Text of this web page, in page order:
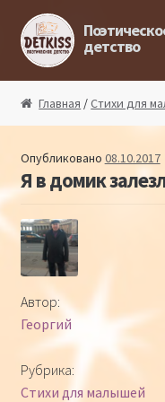
Перейти к
Перейти к
детство
Поэтический
Поэтический блог
Стихи для
Детская философия
Главная /Стихи для
Опубликовано 08.10.2017
Я в домик
Автор:
Георгий
Рубрика:
Стихи для малышей